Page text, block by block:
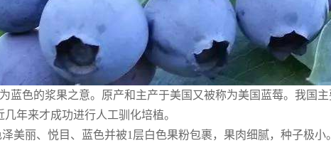
蓝色的浆果之意。原产和主产于美国又被称为美国蓝莓。我国
年来才成功进行人工驯化培植。
美丽、悦目、蓝色并被1层白色果粉包裹，果肉细腻，种子极小